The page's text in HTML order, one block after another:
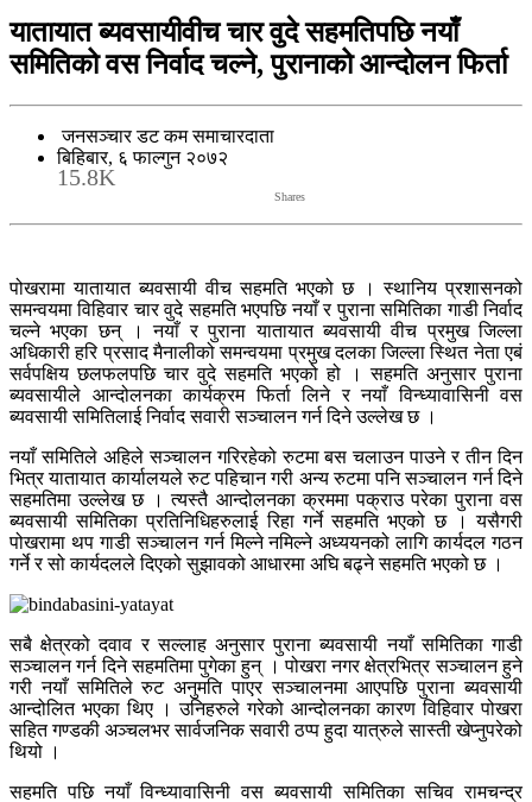
यातायात ब्यवसायीवीच चार वुदे सहमतिपछि नयाँ
समितिको वस निर्वाद चल्ने, पुरानाको आन्दोलन फिर्ता
जनसञ्चार डट कम समाचारदाता
बिहिबार, ६ फाल्गुन २०७२
15.8K
Shares
पोखरामा यातायात ब्यवसायी वीच सहमति भएको छ । स्थानिय प्रशासनको
समन्वयमा विहिवार चार वुदे सहमति भएपछि नयाँ र पुराना समितिका गाडी निर्वाद
चल्ने भएका छन् । नयाँ र पुराना यातायात ब्यवसायी वीच प्रमुख जिल्ला
अधिकारी हरि प्रसाद मैनालीको समन्वयमा प्रमुख दलका जिल्ला स्थित नेता एबं
सर्वपक्षिय छलफलपछि चार वुदे सहमति भएको हो । सहमति अनुसार पुराना
ब्यवसायीले आन्दोलनका कार्यक्रम फिर्ता लिने र नयाँ विन्ध्यावासिनी वस
ब्यवसायी समितिलाई निर्वाद सवारी सञ्चालन गर्न दिने उल्लेख छ ।
नयाँ समितिले अहिले सञ्चालन गरिरहेको रुटमा बस चलाउन पाउने र तीन दिन
भित्र यातायात कार्यालयले रुट पहिचान गरी अन्य रुटमा पनि सञ्चालन गर्न दिने
सहमतिमा उल्लेख छ । त्यस्तै आन्दोलनका क्रममा पक्राउ परेका पुराना वस
ब्यवसायी समितिका प्रतिनिधिहरुलाई रिहा गर्ने सहमति भएको छ । यसैगरी
पोखरामा थप गाडी सञ्चालन गर्न मिल्ने नमिल्ने अध्ययनको लागि कार्यदल गठन
गर्ने र सो कार्यदलले दिएको सुझावको आधारमा अघि बढ्ने सहमति भएको छ ।
सबै क्षेत्रको दवाव र सल्लाह अनुसार पुराना ब्यवसायी नयाँ समितिका गाडी
सञ्चालन गर्न दिने सहमतिमा पुगेका हुन् । पोखरा नगर क्षेत्रभित्र सञ्चालन हुने
गरी नयाँ समितिले रुट अनुमति पाएर सञ्चालनमा आएपछि पुराना ब्यवसायी
आन्दोलित भएका थिए । उनिहरुले गरेको आन्दोलनका कारण विहिवार पोखरा
सहित गण्डकी अञ्चलभर सार्वजनिक सवारी ठप्प हुदा यात्रुले सास्ती खेप्नुपरेको
थियो ।
सहमति पछि नयाँ विन्ध्यावासिनी वस ब्यवसायी समितिका सचिव रामचन्द्र